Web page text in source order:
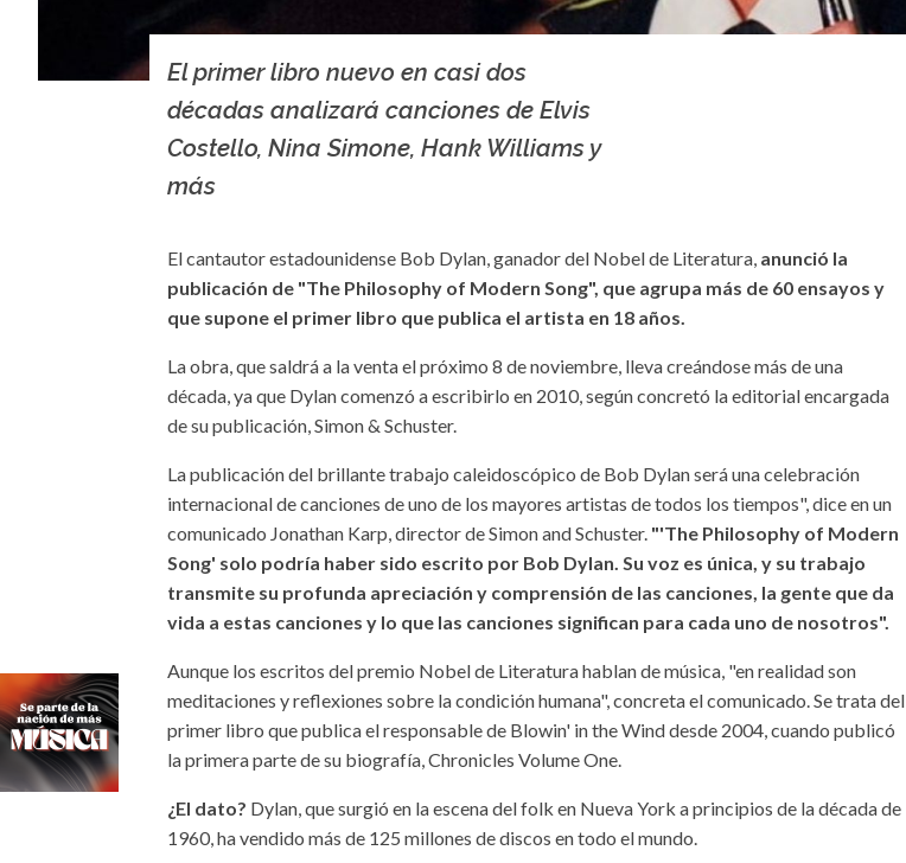
El primer libro nuevo en casi dos
décadas analizará canciones de Elvis
Costello, Nina Simone, Hank Williams y
más
El cantautor estadounidense Bob Dylan, ganador del Nobel de Literatura, anunció la
publicación de "The Philosophy of Modern Song", que agrupa más de 60 ensayos y
que supone el primer libro que publica el artista en 18 años.
La obra, que saldrá a la venta el próximo 8 de noviembre, lleva creándose más de una
década, ya que Dylan comenzó a escribirlo en 2010, según concretó la editorial encargada
de su publicación, Simon & Schuster.
La publicación del brillante trabajo caleidoscópico de Bob Dylan será una celebración
internacional de canciones de uno de los mayores artistas de todos los tiempos", dice en un
comunicado Jonathan Karp, director de Simon and Schuster. "'The Philosophy of Modern
Song' solo podría haber sido escrito por Bob Dylan. Su voz es única, y su trabajo
transmite su profunda apreciación y comprensión de las canciones, la gente que da
vida a estas canciones y lo que las canciones significan para cada uno de nosotros".
Aunque los escritos del premio Nobel de Literatura hablan de música, "en realidad son
meditaciones y reflexiones sobre la condición humana", concreta el comunicado. Se trata del
primer libro que publica el responsable de Blowin' in the Wind desde 2004, cuando publicó
la primera parte de su biografía, Chronicles Volume One.
¿El dato? Dylan, que surgió en la escena del folk en Nueva York a principios de la década de
1960, ha vendido más de 125 millones de discos en todo el mundo.